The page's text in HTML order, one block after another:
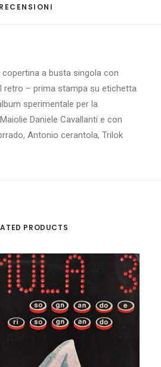
RECENSIONI
a busta singola con
retro – prima stampa su etichetta
sperimentale per la
Daniele Cavallanti e con
Antonio cerantola, Trilok
PRODUCTS